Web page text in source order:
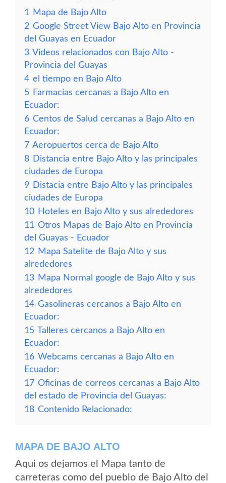
1
Mapa de Bajo Alto
2 Google Street View Bajo Alto en Provincia
del Guayas en Ecuador
3 Vídeos relacionados con Bajo Alto -
Provincia del Guayas
4 el tiempo en Bajo Alto
5 Farmacias cercanas a Bajo Alto en
Ecuador:
6 Centos de Salud cercanas a Bajo Alto en
Ecuador:
7 Aeropuertos cerca de Bajo Alto
8 Distancia entre Bajo Alto y las principales
ciudades de Europa
9 Distacia entre Bajo Alto y las principales
ciudades de Europa
10 Hoteles en Bajo Alto y sus alrededores
11 Otros Mapas de Bajo Alto en Provincia
del Guayas - Ecuador
12 Mapa Satelite de Bajo Alto y sus
alrededores
13 Mapa Normal google de Bajo Alto y sus
alrededores
14 Gasolineras cercanos a Bajo Alto en
Ecuador:
15 Talleres cercanos a Bajo Alto en
Ecuador:
16 Webcams cercanas a Bajo Alto en
Ecuador:
17 Oficinas de correos cercanas a Bajo Alto
del estado de Provincia del Guayas:
18 Contenido Relacionado:
MAPA DE BAJO ALTO
Aqui os dejamos el Mapa tanto de
carreteras como del pueblo de Bajo Alto del